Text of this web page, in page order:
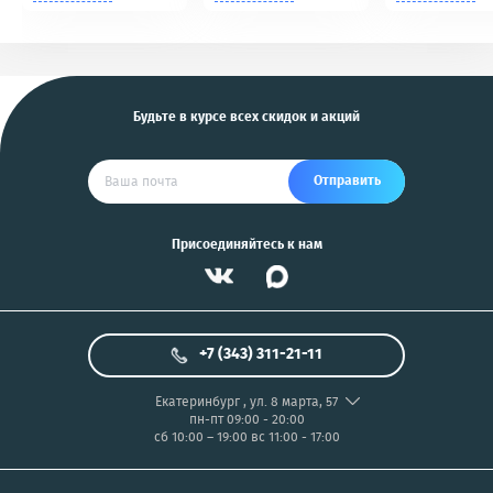
Будьте в курсе всех скидок и акций
Отправить
Присоединяйтесь к нам
+7 (343) 311-21-11
Екатеринбург, ул. 8 марта, 57
пн-пт 09:00 - 20:00
сб 10:00 – 19:00 вс 11:00 - 17:00